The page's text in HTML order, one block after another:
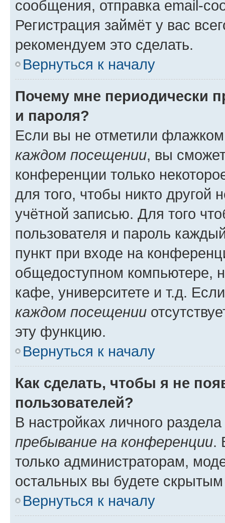
сообщения, отправка email-
Регистрация займёт у вас
рекомендуем это сделать.
Вернуться к началу
Почему мне периодически
и пароля?
Если вы не отметили
каждом посещении, вы
конференции только
для того, чтобы никто другой
учётной записью. Для того
пользователя и пароль
пункт при входе на
общедоступном компьютере,
кафе, университете и т.д.
каждом посещении
эту функцию.
Вернуться к началу
Как сделать, чтобы я не
пользователей?
В настройках личного
пребывание на конференции.
только администраторам,
остальных вы будете
Вернуться к началу